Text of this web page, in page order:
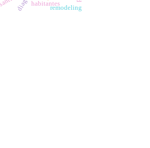
habitantes
remodeling